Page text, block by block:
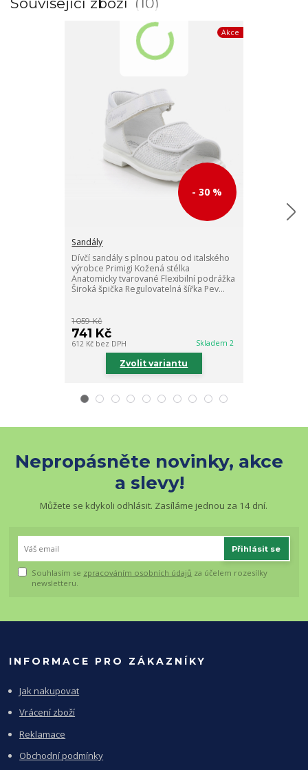
Akce
- 30 %
Sandály
Dívčí sandály s plnou patou od italského
výrobce Primigi Kožená stélka
Anatomicky tvarované Flexibilní podrážka
Široká špička Regulovatelná šířka Pev...
1 059 Kč
741 Kč
612 Kč bez DPH Skladem 2
Zvolit variantu
Nepropásněte novinky, akce
a slevy!
Můžete se kdykoli odhlásit. Zasíláme jednou za 14 dní.
Přihlásit se
Souhlasím se zpracováním osobních údajů za účelem rozesílky
newsletteru.
INFORMACE PRO ZÁKAZNÍKY
Jak nakupovat
Vrácení zboží
Reklamace
Obchodní podmínky